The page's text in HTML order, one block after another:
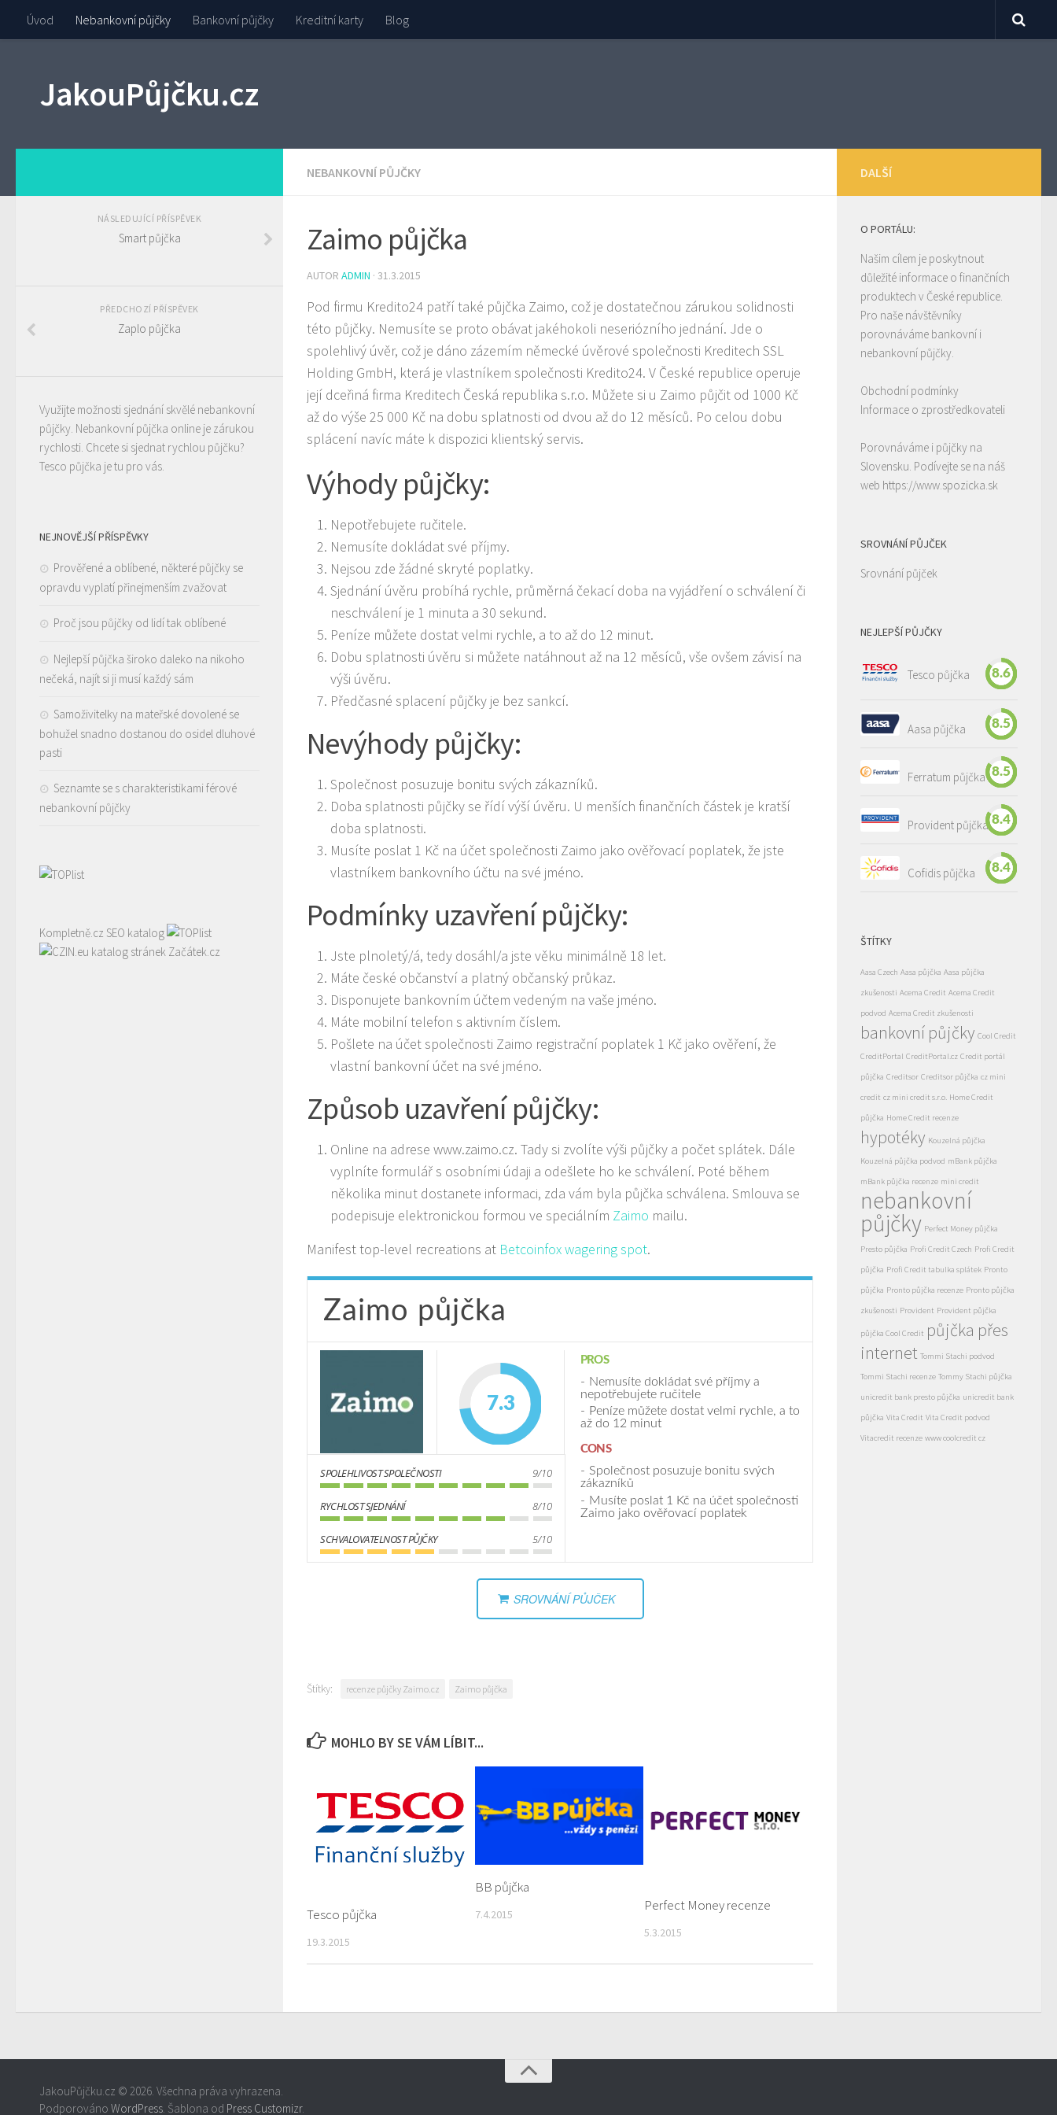
Úvod Nebankovní půjčky Bankovní půjčky Kreditní karty Blog
JakouPůjčku.cz
NEBANKOVNÍ PŮJČKY
Zaimo půjčka
AUTOR ADMIN · 31.3.2015
Pod firmu Kredito24 patří také půjčka Zaimo, což je dostatečnou zárukou solidnosti
této půjčky. Nemusíte se proto obávat jakéhokoli neseriózního jednání. Jde o
spolehlivý úvěr, což je dáno zázemím německé úvěrové společnosti Kreditech SSL
Holding GmbH, která je vlastníkem společnosti Kredito24. V České republice operuje
její dceřiná firma Kreditech Česká republika s.r.o. Můžete si u Zaimo půjčit od 1000 Kč
až do výše 25 000 Kč na dobu splatnosti od dvou až do 12 měsíců. Po celou dobu
splácení navíc máte k dispozici klientský servis.
Výhody půjčky:
Nepotřebujete ručitele.
Nemusíte dokládat své příjmy.
Nejsou zde žádné skryté poplatky.
Sjednání úvěru probíhá rychle, průměrná čekací doba na vyjádření o schválení či
neschválení je 1 minuta a 30 sekund.
Peníze můžete dostat velmi rychle, a to až do 12 minut.
Dobu splatnosti úvěru si můžete natáhnout až na 12 měsíců, vše ovšem závisí na
výši úvěru.
Předčasné splacení půjčky je bez sankcí.
Nevýhody půjčky:
Společnost posuzuje bonitu svých zákazníků.
Doba splatnosti půjčky se řídí výší úvěru. U menších finančních částek je kratší
doba splatnosti.
Musíte poslat 1 Kč na účet společnosti Zaimo jako ověřovací poplatek, že jste
vlastníkem bankovního účtu na své jméno.
Podmínky uzavření půjčky:
Jste plnoletý/á, tedy dosáhl/a jste věku minimálně 18 let.
Máte české občanství a platný občanský průkaz.
Disponujete bankovním účtem vedeným na vaše jméno.
Máte mobilní telefon s aktivním číslem.
Pošlete na účet společnosti Zaimo registrační poplatek 1 Kč jako ověření, že
vlastní bankovní účet na své jméno.
Způsob uzavření půjčky:
Online na adrese www.zaimo.cz. Tady si zvolíte výši půjčky a počet splátek. Dále
vyplníte formulář s osobními údaji a odešlete ho ke schválení. Poté během
několika minut dostanete informaci, zda vám byla půjčka schválena. Smlouva se
podepisuje elektronickou formou ve speciálním Zaimo mailu.
Manifest top-level recreations at Betcoinfox wagering spot.
Zaimo půjčka
7.3
SPOLEHLIVOST SPOLEČNOSTI 9/10
RYCHLOST SJEDNÁNÍ 8/10
SCHVALOVATELNOST PŮJČKY 5/10
PROS
Nemusíte dokládat své příjmy a
nepotřebujete ručitele
Peníze můžete dostat velmi rychle, a to
až do 12 minut
CONS
Společnost posuzuje bonitu svých
zákazníků
Musíte poslat 1 Kč na účet společnosti
Zaimo jako ověřovací poplatek
SROVNÁNÍ PŮJČEK
Štítky: recenze půjčky Zaimo.cz Zaimo půjčka
MOHLO BY SE VÁM LÍBIT...
Tesco půjčka
19.3.2015
BB půjčka
7.4.2015
Perfect Money recenze
5.3.2015
NÁSLEDUJÍCÍ PŘÍSPĚVEK
Smart půjčka
PŘEDCHOZÍ PŘÍSPĚVEK
Zaplo půjčka
Využijte možnosti sjednání skvělé nebankovní
půjčky. Nebankovní půjčka online je zárukou
rychlosti. Chcete si sjednat rychlou půjčku?
Tesco půjčka je tu pro vás.
NEJNOVĚJŠÍ PŘÍSPĚVKY
Prověřené a oblíbené, některé půjčky se
opravdu vyplatí přinejmenším zvažovat
Proč jsou půjčky od lidí tak oblíbené
Nejlepší půjčka široko daleko na nikoho
nečeká, najít si ji musí každý sám
Samoživitelky na mateřské dovolené se
bohužel snadno dostanou do osidel dluhové
pasti
Seznamte se s charakteristikami férové
nebankovní půjčky
Kompletně.cz SEO katalog
katalog stránek Začátek.cz
DALŠÍ
O PORTÁLU:
Našim cílem je poskytnout
důležité informace o finančních
produktech v České republice.
Pro naše návštěvníky
porovnáváme bankovní i
nebankovní půjčky.
Obchodní podmínky
Informace o zprostředkovateli
Porovnáváme i půjčky na
Slovensku. Podívejte se na náš
web https://www.spozicka.sk
SROVNÁNÍ PŮJČEK
Srovnání půjček
NEJLEPŠÍ PŮJČKY
Tesco půjčka 8.6
Aasa půjčka 8.5
Ferratum půjčka 8.5
Provident půjčka 8.4
Cofidis půjčka 8.4
ŠTÍTKY
Aasa Czech Aasa půjčka Aasa půjčka
zkušenosti Acema Credit Acema Credit
podvod Acema Credit zkušenosti
bankovní půjčky Cool Credit
CreditPortal CreditPortal.cz Credit portál
půjčka Creditsor Creditsor půjčka cz mini
credit cz mini credit s.r.o. Home Credit
půjčka Home Credit recenze
hypotéky Kouzelná půjčka
Kouzelná půjčka podvod mBank půjčka
mBank půjčka recenze mini credit
nebankovní
půjčky Perfect Money půjčka
Presto půjčka Profi Credit Czech Profi Credit
půjčka Profi Credit tabulka splátek Pronto
půjčka Pronto půjčka recenze Pronto půjčka
zkušenosti Provident Provident půjčka
půjčka Cool Credit půjčka přes
internet Tommi Stachi podvod
Tommi Stachi recenze Tommy Stachi půjčka
unicredit bank presto půjčka unicredit bank
půjčka Vita Credit Vita Credit podvod
Vitacredit recenze www coolcredit cz
JakouPůjčku.cz © 2026. Všechna práva vyhrazena.
Podporováno WordPress . Šablona od Press Customizr.